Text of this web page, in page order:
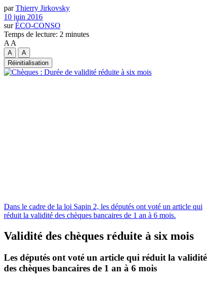
par Thierry Jirkovsky
10 juin 2016
sur ÉCO-CONSO
Temps de lecture: 2 minutes
A A
A
A
Réinitialisation
Dans le cadre de la loi Sapin 2, les députés ont voté un article qui
réduit la validité des chèques bancaires de 1 an à 6 mois.
Validité des chèques réduite à six mois
Les députés ont voté un article qui réduit la validité
des chèques bancaires de 1 an à 6 mois